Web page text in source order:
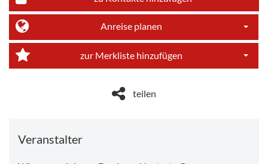
Anreise planen
zur Merkliste hinzufügen
teilen
Veranstalter